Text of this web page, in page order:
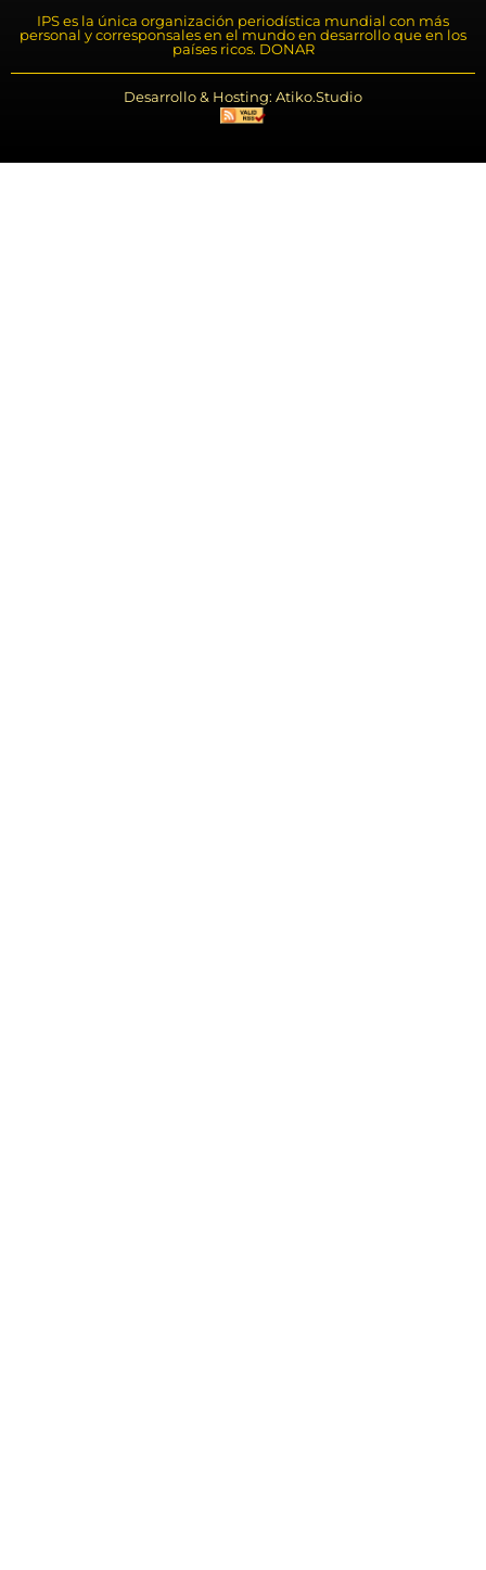
IPS es la única organización periodística mundial con más
personal y corresponsales en el mundo en desarrollo que en los
países ricos. DONAR
Desarrollo & Hosting: Atiko.Studio